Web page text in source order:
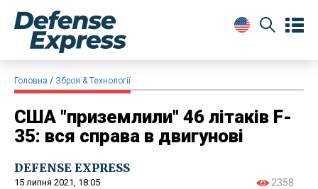
Головна Зброя & Технології
США "приземлили" 46 літаків F-
35: вся справа в двигунові
DEFENSE EXPRESS
15 липня 2021, 18:05 2358